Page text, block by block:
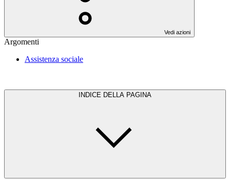
Vedi azioni
Argomenti
Assistenza sociale
INDICE DELLA PAGINA